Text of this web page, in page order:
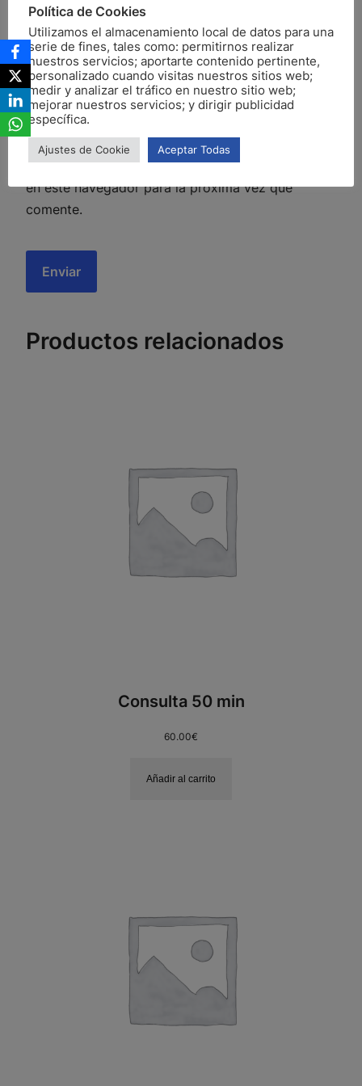
t
o
c
a
n
a
d
Nombre*
Correo
electrónico*
Guarda mi nombre, correo electrónico y web
en este navegador para la próxima vez que
comente.
Productos relacionados
Consulta 50 min
60.00€
Añadir al carrito
Política de Cookies
Utilizamos el almacenamiento local de datos para una
serie de fines, tales como: permitirnos realizar
nuestros servicios; aportarte contenido pertinente,
personalizado cuando visitas nuestros sitios web;
medir y analizar el tráfico en nuestro sitio web;
mejorar nuestros servicios; y dirigir publicidad
específica.
Ajustes de Cookie Aceptar Todas